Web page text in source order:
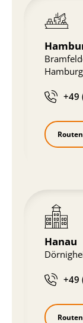
Hamburg
+49
Hanau
+49